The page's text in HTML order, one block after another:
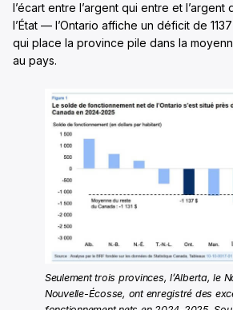
l’écart entre l’argent qui entre et
l’État — l’Ontario affiche un déficit de
qui place la province pile dans la
au pays.
Seulement trois provinces, l’Alberta, le
Nouvelle-Écosse, ont enregistré des